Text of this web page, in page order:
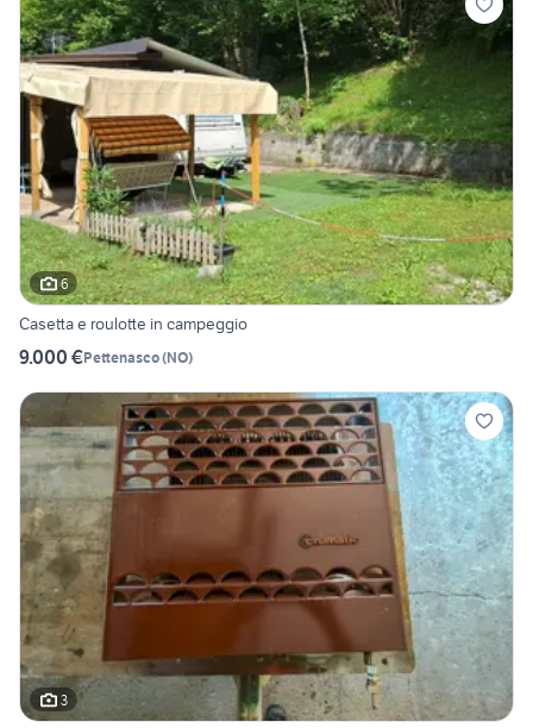
6
Casetta e roulotte in campeggio
9.000 €Pettenasco(NO)
3